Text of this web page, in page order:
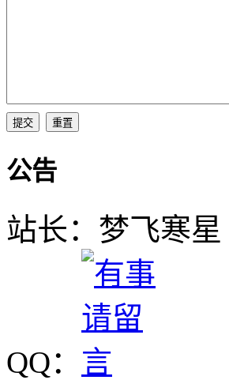
公告
站长：梦飞寒星
QQ：